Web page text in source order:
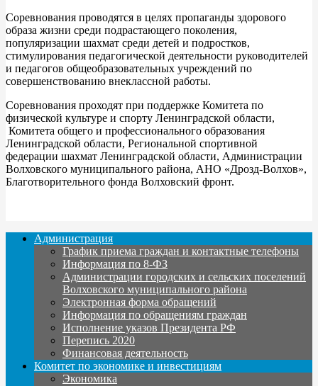
Соревнования проводятся в целях пропаганды здорового
образа жизни среди подрастающего поколения,
популяризации шахмат среди детей и подростков,
стимулирования педагогической деятельности руководителей
и педагогов общеобразовательных учреждений по
совершенствованию внеклассной работы.
Соревнования проходят при поддержке Комитета по
физической культуре и спорту Ленинградской области,
Комитета общего и профессионального образования
Ленинградской области, Региональной спортивной
федерации шахмат Ленинградской области, Администрации
Волховского муниципального района, АНО «Дрозд-Волхов»,
Благотворительного фонда Волховский фронт.
Администрация
График приема граждан и контактные телефоны
Информация по 8-ФЗ
Администрации городских и сельских поселений
Волховского муниципального района
Электронная форма обращений
Информация по обращениям граждан
Исполнение указов Президента РФ
Перепись 2020
Финансовая деятельность
Комитет по экономике и инвестициям
Экономика